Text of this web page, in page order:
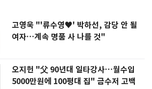
고영욱 "'류수영♥' 박하선, 감당 안 될
여자…계속 명품 사 나를 것"
오지헌 "父 90년대 일타강사…월수입
5000만원에 100평대 집" 금수저 고백